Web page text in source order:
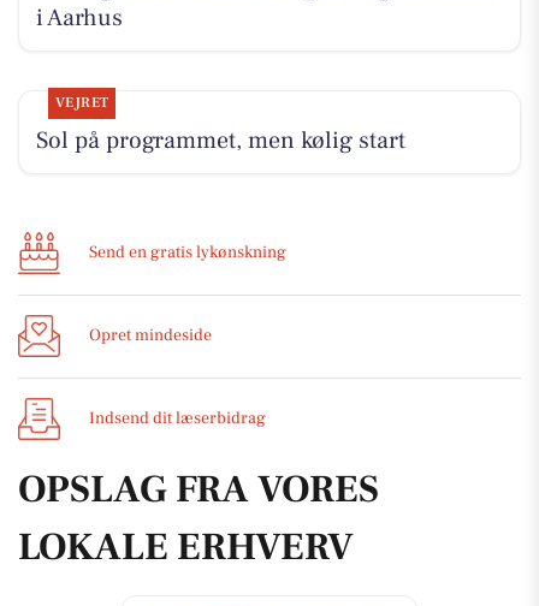
i Aarhus
VEJRET
Sol på programmet, men kølig start
Send en gratis lykønskning
Opret mindeside
Indsend dit læserbidrag
OPSLAG FRA VORES
LOKALE ERHVERV